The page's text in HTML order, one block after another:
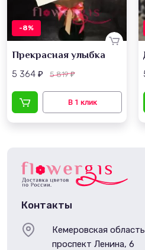
-8%
Прекрасная улыбка
5 364 ₽ 5 819₽
Контакты
Кемеровская
проспект Ленина, 6